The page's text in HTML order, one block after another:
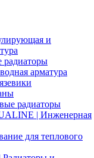
и
радиаторы
арматура
радиаторы
| Инженерная
для теплового